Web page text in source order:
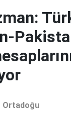
Ortadoğu